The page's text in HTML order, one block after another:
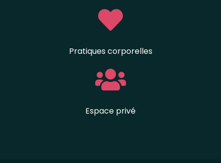
Pratiques corporelles
Espace privé